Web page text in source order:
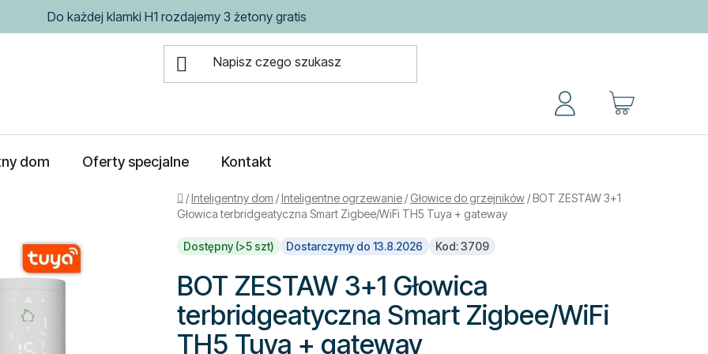
Do każdej klamki H1 rozdajemy 3 żetony gratis
KOSZYK
dom Oferty specjalne Kontakt
Home
/Inteligentny dom /Inteligentne ogrzewanie / Głowice do grzejników /BOT ZESTAW 3+1
Głowica terbridgeatyczna Smart Zigbee/WiFi TH5 Tuya + gateway
Dostępny (>5 szt) Dostarczymy do 13.8.2026 Kod: 3709
BOT ZESTAW 3+1 Głowica
terbridgeatyczna Smart Zigbee/WiFi
TH5 Tuya + gateway